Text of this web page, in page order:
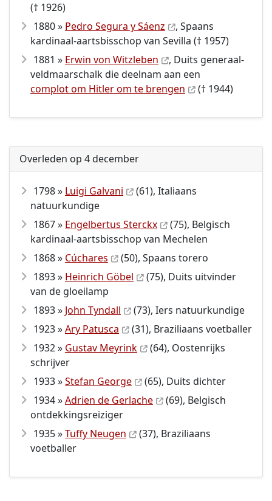
(† 1926)
1880 » Pedro Segura y Sáenz
, Spaans
kardinaal-aartsbisschop van Sevilla († 1957)
1881 » Erwin von Witzleben
, Duits generaal-
veldmaarschalk die deelnam aan een
complot om Hitler om te brengen
(† 1944)
Overleden op 4 december
1798 » Luigi Galvani
(61), Italiaans
natuurkundige
1867 » Engelbertus Sterckx
(75), Belgisch
kardinaal-aartsbisschop van Mechelen
1868 » Cúchares
(50), Spaans torero
1893 » Heinrich Göbel
(75), Duits uitvinder
van de gloeilamp
1893 » John Tyndall
(73), Iers natuurkundige
1923 »Ary Patusca
(31), Braziliaans voetballer
1932 » Gustav Meyrink
(64), Oostenrijks
schrijver
1933 »Stefan George
(65), Duits dichter
1934 »Adrien de Gerlache
(69), Belgisch
ontdekkingsreiziger
1935 »Tuffy Neugen
(37), Braziliaans
voetballer